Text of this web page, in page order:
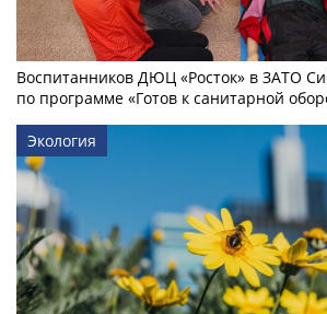
Воспитанников ДЮЦ «Росток» в ЗАТО
по программе «Готов к санитарной
Экология